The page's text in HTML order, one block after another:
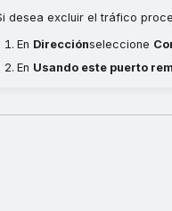
desea excluir el tráfico
En Direcciónseleccione
En Usando este puerto